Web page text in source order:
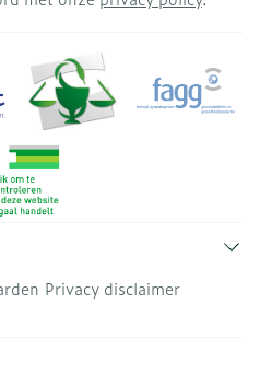
Privacy disclaimer